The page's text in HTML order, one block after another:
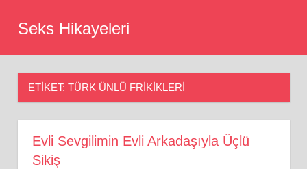
Seks Hikayeleri
ETIKET: TÜRK ÜNLÜ FRIKIKLERI
Evli Sevgilimin Evli Arkadaşıyla Üçlü
Sikiş